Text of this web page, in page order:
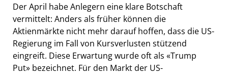
Der April habe Anlegern eine klare Botschaft
vermittelt: Anders als früher können die
Aktienmärkte nicht mehr darauf hoffen, dass die US-
Regierung im Fall von Kursverlusten stützend
eingreift. Diese Erwartung wurde oft als «Trump
Put» bezeichnet. Für den Markt der US-